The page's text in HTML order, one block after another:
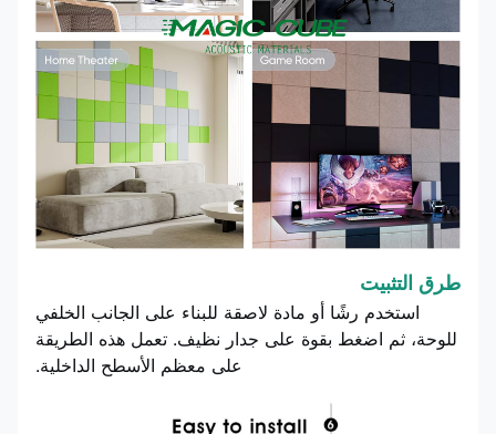
طرق التثبيت
استخدم رشًا أو مادة لاصقة للبناء على الجانب الخلفي
للوحة، ثم اضغط بقوة على جدار نظيف. تعمل هذه الطريقة
على معظم الأسطح الداخلية.